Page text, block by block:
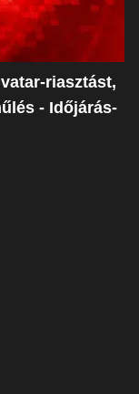
riasztást,
- Időjárás-